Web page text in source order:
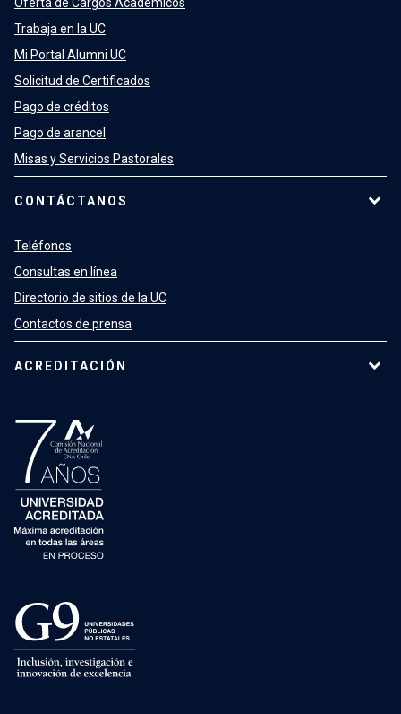
Trabaja en la UC
Mi Portal Alumni UC
Solicitud de Certificados
Pago de créditos
Pago de arancel
Misas y Servicios Pastorales
CONTÁCTANOS
Teléfonos
Consultas en línea
Directorio de sitios de la UC
Contactos de prensa
ACREDITACIÓN